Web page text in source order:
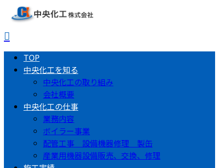
TOP
中央化工を知る
中央化工の取り組み
会社概要
中央化工の仕事
業務内容
ボイラー事業
配管工事 設備機器修理 製缶
産業用機器設備販売、交換、修理